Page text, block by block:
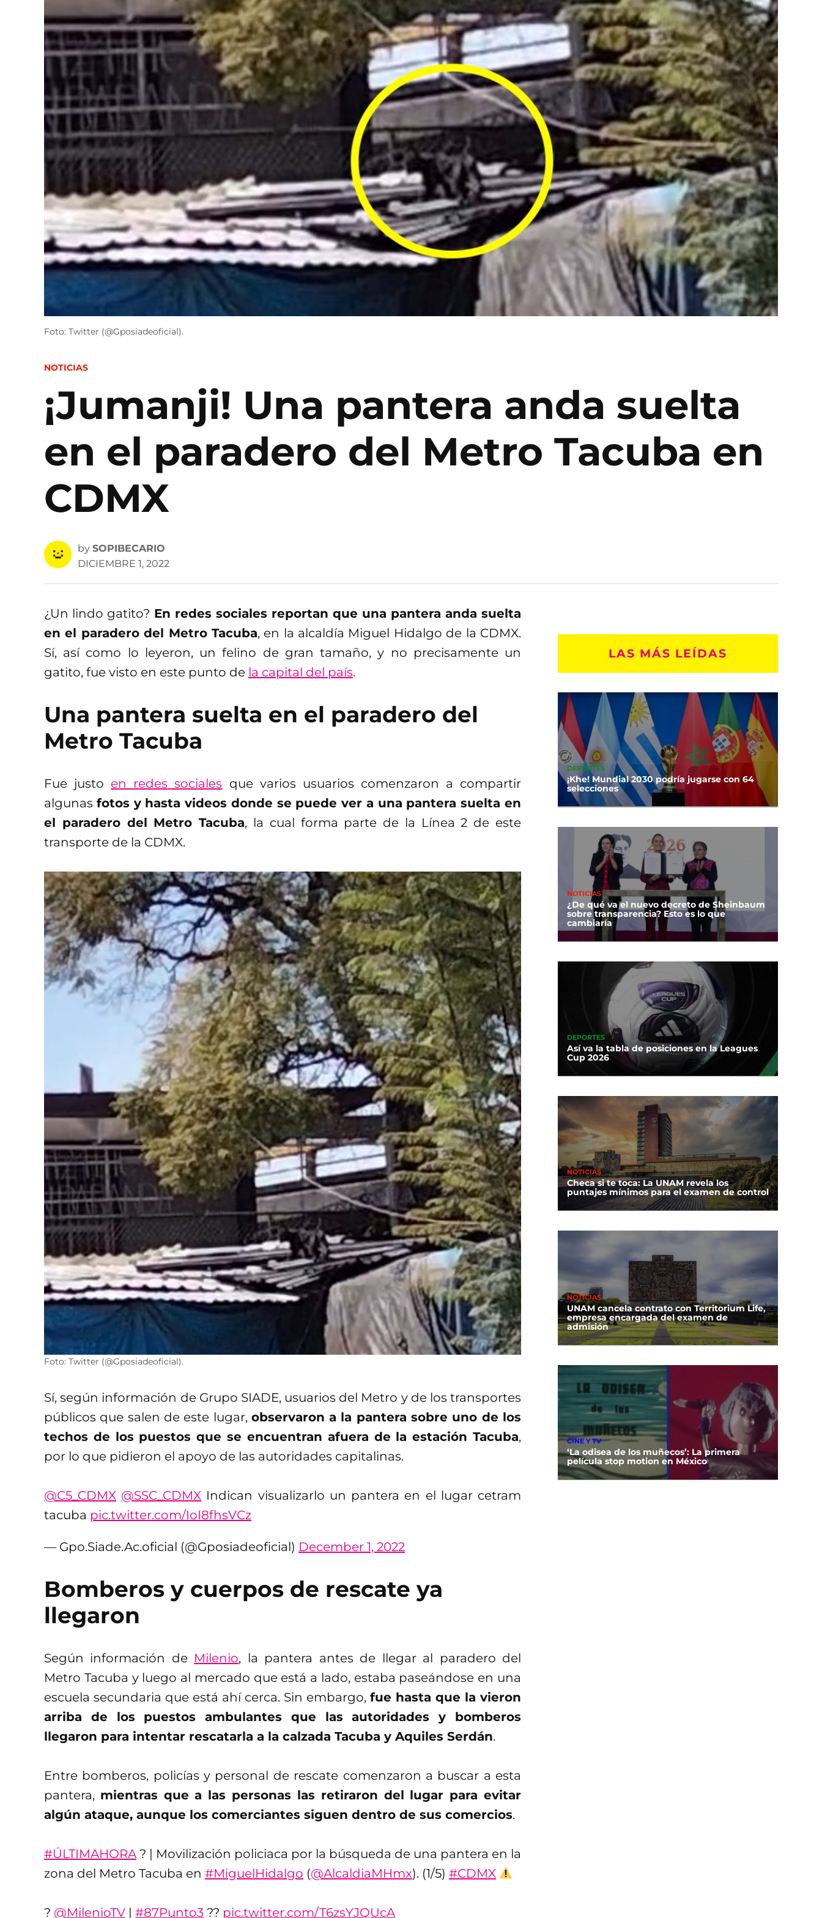
Foto: Twitter (@Gposiadeoficial).
POSTED
NOTICIAS
¡Jumanji! Una pantera anda suelta
en el paradero del Metro Tacuba en
CDMX
by SOPIBECARIO
DICIEMBRE 1, 2022
¿Un lindo gatito? En redes sociales reportan que una pantera anda suelta
en el paradero del Metro Tacuba, en la alcaldía Miguel Hidalgo de la CDMX.
Sí, así como lo leyeron, un felino de gran tamaño, y no precisamente un
gatito, fue visto en este punto de la capital del país.
Una pantera suelta en el paradero del
Metro Tacuba
Fue justo en redes sociales que varios usuarios comenzaron a compartir
algunas fotos y hasta videos donde se puede ver a una pantera suelta en
el paradero del Metro Tacuba, la cual forma parte de la Línea 2 de este
transporte de la CDMX.
Foto: Twitter (@Gposiadeoficial).
Sí, según información de Grupo SIADE, usuarios del Metro y de los transportes
públicos que salen de este lugar, observaron a la pantera sobre uno de los
techos de los puestos que se encuentran afuera de la estación Tacuba,
por lo que pidieron el apoyo de las autoridades capitalinas.
@C5_CDMX @SSC_CDMX Indican visualizarlo un pantera en el lugar cetram
tacuba pic.twitter.com/IoI8fhsVCz
— Gpo.Siade.Ac.oficial (@Gposiadeoficial) December 1, 2022
Bomberos y cuerpos de rescate ya
llegaron
Según información de Milenio, la pantera antes de llegar al paradero del
Metro Tacuba y luego al mercado que está a lado, estaba paseándose en una
escuela secundaria que está ahí cerca. Sin embargo, fue hasta que la vieron
arriba de los puestos ambulantes que las autoridades y bomberos
llegaron para intentar rescatarla a la calzada Tacuba y Aquiles Serdán.
Entre bomberos, policías y personal de rescate comenzaron a buscar a esta
pantera, mientras que a las personas las retiraron del lugar para evitar
algún ataque, aunque los comerciantes siguen dentro de sus comercios.
#ÚLTIMAHORA? | Movilización policiaca por la búsqueda de una pantera en la
zona del Metro Tacuba en #MiguelHidalgo (@AlcaldiaMHmx). (1/5) #CDMX
? @MilenioTV | #87Punto3 ?? pic.twitter.com/T6zsYJQUcA
LAS MÁS LEÍDAS
DEPORTES
¡Khe! Mundial 2030 podría jugarse con 64
selecciones
NOTICIAS
¿De qué va el nuevo decreto de Sheinbaum
sobre transparencia? Esto es lo que
cambiaría
DEPORTES
Así va la tabla de posiciones en la Leagues
Cup 2026
NOTICIAS
Checa si te toca: La UNAM revela los
puntajes mínimos para el examen de control
NOTICIAS
UNAM cancela contrato con Territorium Life,
empresa encargada del examen de
admisión
CINE Y TV
‘La odisea de los muñecos’: La primera
película stop motion en México